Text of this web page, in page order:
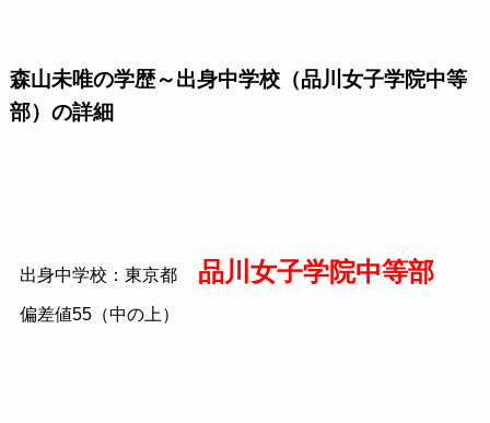
森山未唯の学歴～出身中学校（品川女子学院中等
部）の詳細
出身中学校：東京都 品川女子学院中等部
偏差値55（中の上）